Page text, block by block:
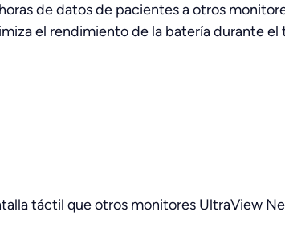
de datos de pacientes a otros
el rendimiento de la batería durante
táctil que otros monitores UltraView